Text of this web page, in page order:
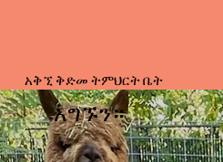
አቅኚ ቅድመ ትምህርት ቤት
አግኙን።